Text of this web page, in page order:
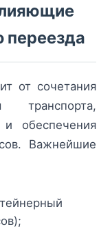
переезда
от сочетания
транспорта,
и обеспечения
Важнейшие